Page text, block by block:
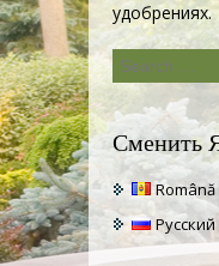
удобрениях.
Сменить
Română
Русский